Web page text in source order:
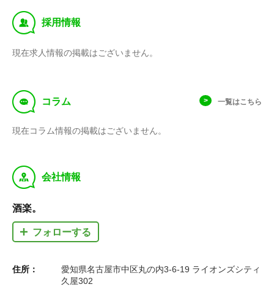
‰ 採用情報
現在求人情報の掲載はございません。
f コラム 一覧はこちら
現在コラム情報の掲載はございません。
y 会社情報
酒楽。
フォローする
住所：
愛知県名古屋市中区丸の内3-6-19 ライオンズシティ
久屋302